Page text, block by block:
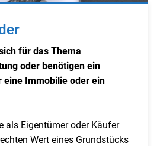
für das Thema
oder benötigen ein
eine Immobilie oder ein
als Eigentümer oder Käufer
Wert eines Grundstücks